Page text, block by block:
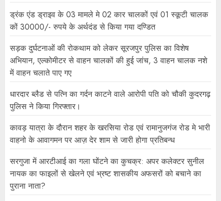
ड्रंक एंड ड्राइव के 03 मामले मे 02 कार चालकों एवं 01 स्कूटी चालक
कों 30000/- रुपये के अर्थदंड से किया गया दण्डित
सड़क दुर्घटनाओं की रोकथाम को लेकर सूरजपुर पुलिस का विशेष
अभियान, एल्कोमीटर से वाहन चालकों की हुई जांच, 3 वाहन चालक नशे
में वाहन चलाते पाए गए
धारदार ब्लैड से पत्नि का गर्दन काटने वाले आरोपी पति को चौकी कुदरगढ़
पुलिस ने किया गिरफ्तार।
कावड़ यात्रा के दौरान शहर के खरसिया रोड एवं रामानुजगंज रोड मे भारी
वाहनो के आवागमन पर आज़ देर शाम से जारी होगा प्रतिबन्ध
सरगुजा में आरटीआई का गला घोंटने का कुचक्र: अपर कलेक्टर सुनील
नायक का फाइलों से खेलने एवं भ्रष्ट शासकीय अफसरों को बचाने का
पुराना नाता?